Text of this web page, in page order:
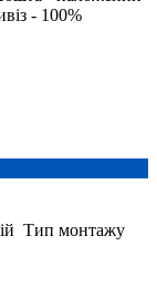
- 100%
Тип монтажу